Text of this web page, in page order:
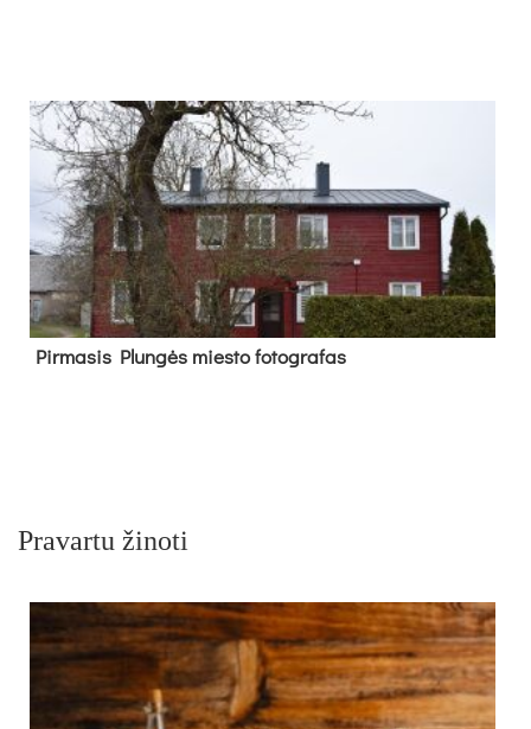
Pir­ma­sis Plun­gės mies­to fo­tog­ra­fas
Pravartu žinoti